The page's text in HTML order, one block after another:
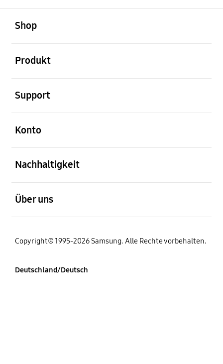
Shop
Produkt
Support
Konto
Nachhaltigkeit
Über uns
Copyright© 1995-2026 Samsung. Alle Rechte vorbehalten.
Deutschland/Deutsch